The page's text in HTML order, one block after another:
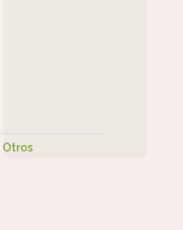
Otros